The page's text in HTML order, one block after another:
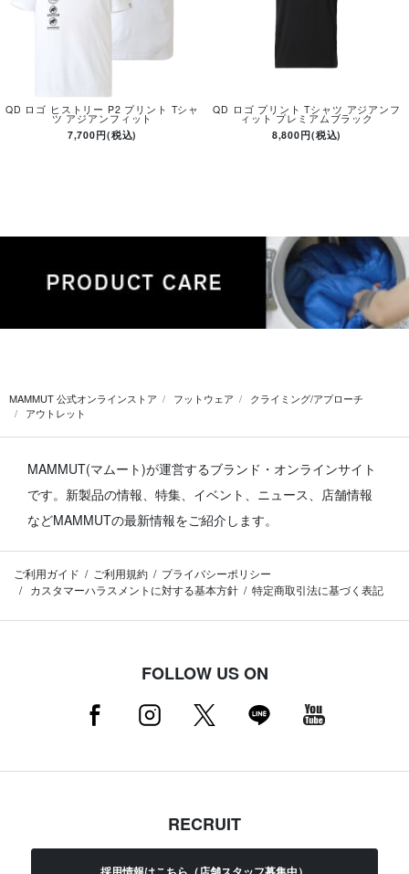
QD ロゴ ヒストリー P2 プリント Tシャ
ツ アジアンフィット
7,700円(税込)
QD ロゴ プリント Tシャツ アジアンフ
ィット プレミアムブラック
8,800円(税込)
MAMMUT 公式オンラインストア フットウェア
クライミング/アプローチ
アウトレット
MAMMUT(マムート)が運営するブランド・オンラインサイト
です。 新製品の情報、特集、イベント、ニュース、店舗情報
などMAMMUTの最新情報をご紹介します。
ご利用ガイド ご利用規約
プライバシーポリシー
カスタマーハラスメントに対する基本方針
特定商取引法に基づく表記
FOLLOW US ON
RECRUIT